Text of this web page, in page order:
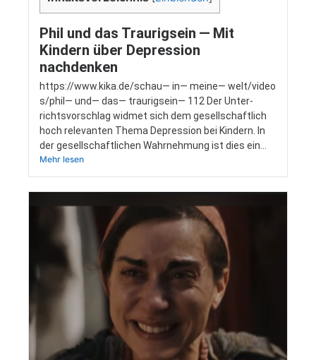
Phil und das Traurigsein — Mit
Kindern über Depression
nachdenken
https://​www​.kika​.de/​s​c​h​a​u​— i​n​— m​e​i​n​e​— w​e​l​t​/​v​i​d​e​o​
s​/​p​h​i​l​— u​n​d​— d​a​s​— t​r​a​u​r​i​g​s​e​i​n​— 112 Der Unter­
richts­vor­schlag wid­met sich dem gesell­schaft­lich
hoch rele­van­ten The­ma Depres­si­on bei Kin­dern. In
der gesell­schaft­li­chen Wahr­neh­mung ist dies ein…
Mehr lesen